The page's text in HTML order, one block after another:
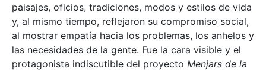
paisajes, oficios, tradiciones, modos y estilos de vida
y, al mismo tiempo, reflejaron su compromiso social,
al mostrar empatía hacia los problemas, los anhelos y
las necesidades de la gente. Fue la cara visible y el
protagonista indiscutible del proyecto Menjars de la